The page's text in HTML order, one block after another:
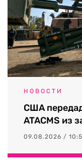
НОВОСТИ
США
ATACMS из
09.08.2026 /